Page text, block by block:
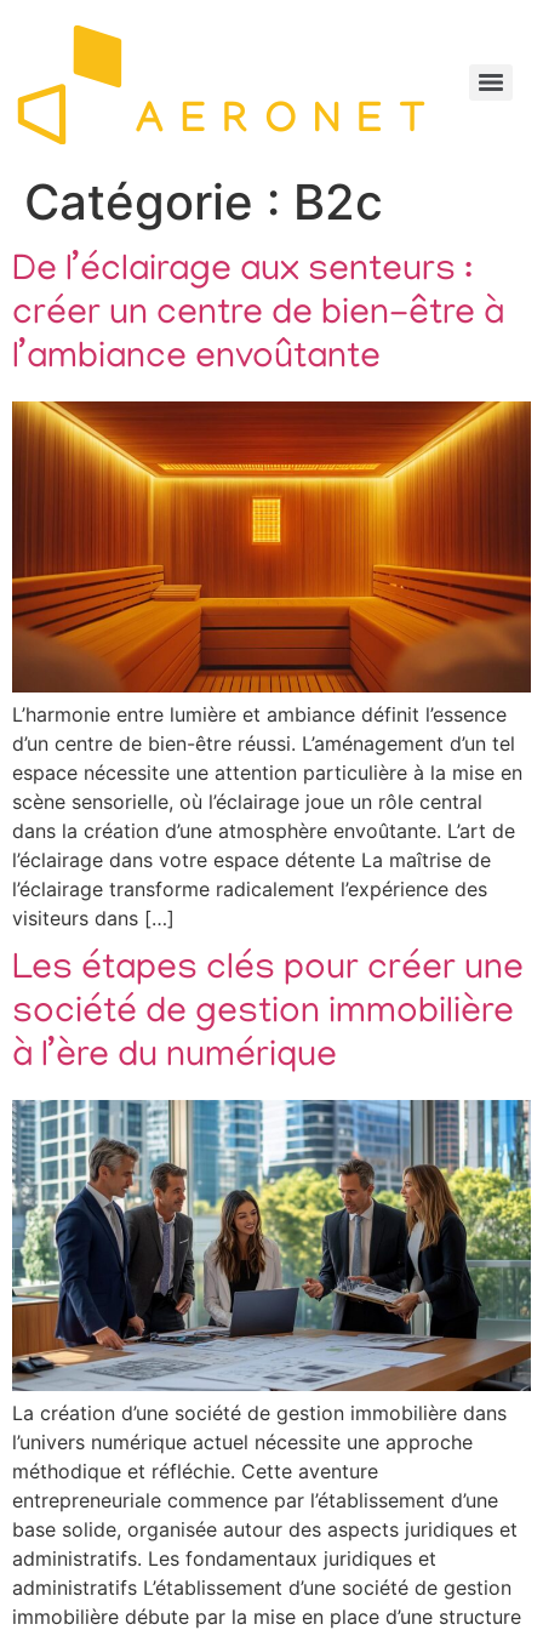
Catégorie : B2c
De l’éclairage aux senteurs :
créer un centre de bien-être à
l’ambiance envoûtante
L’harmonie entre lumière et ambiance définit l’essence
d’un centre de bien-être réussi. L’aménagement d’un tel
espace nécessite une attention particulière à la mise en
scène sensorielle, où l’éclairage joue un rôle central
dans la création d’une atmosphère envoûtante. L’art de
l’éclairage dans votre espace détente La maîtrise de
l’éclairage transforme radicalement l’expérience des
visiteurs dans […]
Les étapes clés pour créer une
société de gestion immobilière
à l’ère du numérique
La création d’une société de gestion immobilière dans
l’univers numérique actuel nécessite une approche
méthodique et réfléchie. Cette aventure
entrepreneuriale commence par l’établissement d’une
base solide, organisée autour des aspects juridiques et
administratifs. Les fondamentaux juridiques et
administratifs L’établissement d’une société de gestion
immobilière débute par la mise en place d’une structure